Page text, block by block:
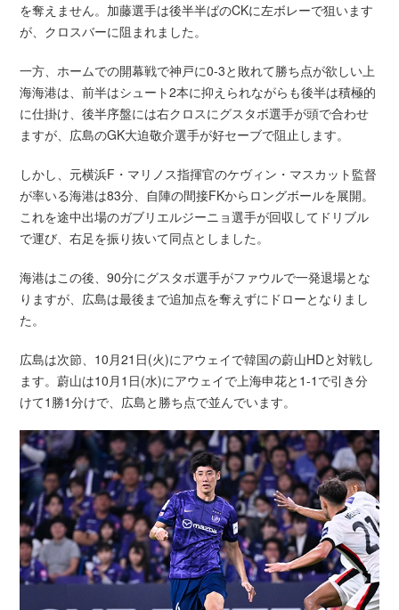
を奪えません。加藤選手は後半半ばのCKに左ボレーで狙います
が、クロスバーに阻まれました。
一方、ホームでの開幕戦で神戸に0-3と敗れて勝ち点が欲しい上
海海港は、前半はシュート2本に抑えられながらも後半は積極的
に仕掛け、後半序盤には右クロスにグスタボ選手が頭で合わせ
ますが、広島のGK大迫敬介選手が好セーブで阻止します。
しかし、元横浜F・マリノス指揮官のケヴィン・マスカット監督
が率いる海港は83分、自陣の間接FKからロングボールを展開。
これを途中出場のガブリエルジーニョ選手が回収してドリブル
で運び、右足を振り抜いて同点としました。
海港はこの後、90分にグスタボ選手がファウルで一発退場とな
りますが、広島は最後まで追加点を奪えずにドローとなりまし
た。
広島は次節、10月21日(火)にアウェイで韓国の蔚山HDと対戦し
ます。蔚山は10月1日(水)にアウェイで上海申花と1-1で引き分
けて1勝1分けで、広島と勝ち点で並んでいます。